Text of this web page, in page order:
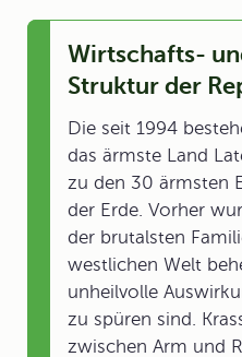
Wirtschafts-
Struktur der
Die seit 1994
das ärmste Land
zu den 30 ärmsten
der Erde. Vorher
der brutalsten
westlichen Welt
unheilvolle
zu spüren sind.
zwischen Arm und